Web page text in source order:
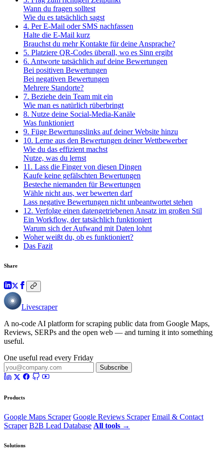
Wann du fragen solltest
Wie du es tatsächlich sagst
4. Per E-Mail oder SMS nachfassen
Halte die E-Mail kurz
Brauchst du mehr Kontakte für deine Ansprache?
5. Platziere QR-Codes überall, wo es Sinn ergibt
6. Antworte tatsächlich auf deine Bewertungen
Bei positiven Bewertungen
Bei negativen Bewertungen
Mehrere Standorte?
7. Beziehe dein Team mit ein
Wie man es natürlich rüberbringt
8. Nutze deine Social-Media-Kanäle
Was funktioniert
9. Füge Bewertungslinks auf deiner Website hinzu
10. Lerne aus den Bewertungen deiner Wettbewerber
Wie du das effizient machst
Nutze, was du lernst
11. Lass die Finger von diesen Dingen
Kaufe keine gefälschten Bewertungen
Besteche niemanden für Bewertungen
Wähle nicht aus, wer bewerten darf
Lass negative Bewertungen nicht unbeantwortet stehen
12. Verfolge einen datengetriebenen Ansatz im großen Stil
Ein Workflow, der tatsächlich funktioniert
Warum sich der Aufwand mit Daten lohnt
Woher weißt du, ob es funktioniert?
Das Fazit
Share
Livescraper
A no-code AI platform for scraping public data from Google Maps,
Reviews, SERPs and the open web — and turning it into something
useful.
One useful read every Friday
Subscribe
Products
Google Maps Scraper Google Reviews Scraper Email & Contact
Scraper B2B Lead Database All tools →
Solutions